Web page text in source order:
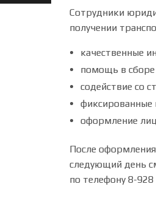
Сотрудники
получении
качественные
помощь в сборе
содействие со
фиксированные
оформление
После
следующий день
по телефону 8-